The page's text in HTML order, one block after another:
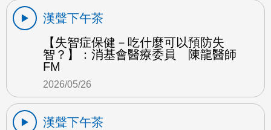
漢聲下午茶
【失智症保健－吃什麼可以預防失
智？】：消基會醫療委員 陳龍醫師
FM
2026/05/26
漢聲下午茶